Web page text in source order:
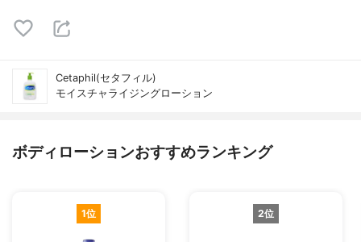
Cetaphil(セタフィル)
モイスチャライジングローション
ボディローションおすすめランキング
1位 2位